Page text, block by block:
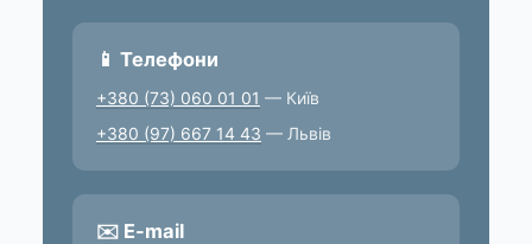
📱 Телефони
+380 (73) 060 01 01 — Київ
+380 (97) 667 14 43 — Львів
✉️ E-mail